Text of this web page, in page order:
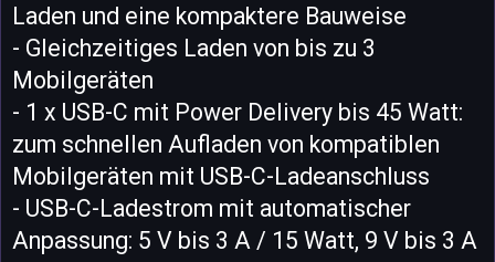
Laden und eine kompaktere Bauweise
- Gleichzeitiges Laden von bis zu 3
Mobilgeräten
- 1 x USB-C mit Power Delivery bis 45 Watt:
zum schnellen Aufladen von kompatiblen
Mobilgeräten mit USB-C-Ladeanschluss
- USB-C-Ladestrom mit automatischer
Anpassung: 5 V bis 3 A / 15 Watt, 9 V bis 3 A